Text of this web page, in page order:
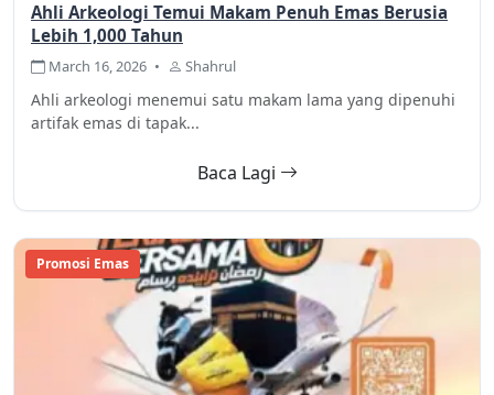
Ahli Arkeologi Temui Makam Penuh Emas Berusia
Lebih 1,000 Tahun
March 16, 2026 • Shahrul
Ahli arkeologi menemui satu makam lama yang dipenuhi
artifak emas di tapak...
Baca Lagi
Promosi Emas